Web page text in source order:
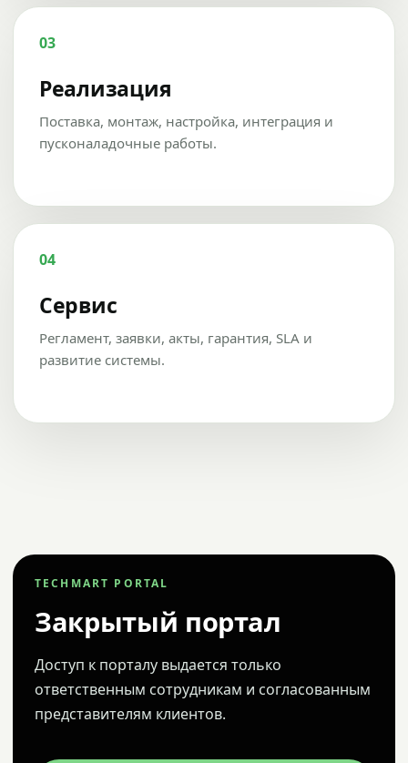
03
Реализация
Поставка, монтаж, настройка, интеграция и
пусконаладочные работы.
04
Сервис
Регламент, заявки, акты, гарантия, SLA и
развитие системы.
TECHMART PORTAL
Закрытый портал
Доступ к порталу выдается только
ответственным сотрудникам и согласованным
представителям клиентов.